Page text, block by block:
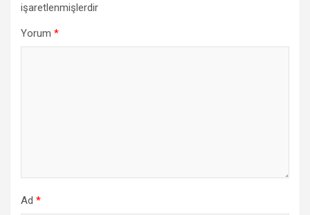
işaretlenmişlerdir
Yorum *
Ad *